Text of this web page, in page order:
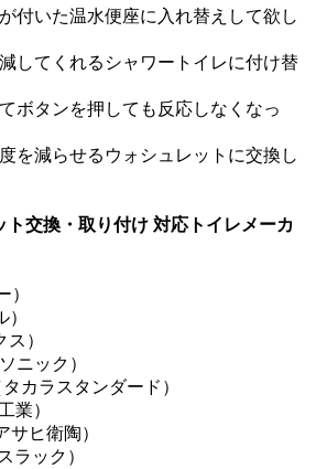
付いた温水便座に入れ替えして欲し
してくれるシャワートイレに付け替
ボタンを押しても反応しなくなっ
を減らせるウォシュレットに交換し
ト交換・取り付け 対応トイレメーカ
）
）
ニック）
タカラスタンダード）
業）
サヒ衛陶）
ラック）